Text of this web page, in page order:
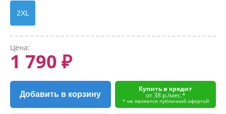
2XL
Цена:
1 790 ₽
Добавить в корзину
Купить в кредит
от 38 р./мес.*
* не является публичной офертой